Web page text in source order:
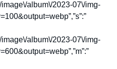
album\/2023-07\/img-
album\/2023-07\/img-